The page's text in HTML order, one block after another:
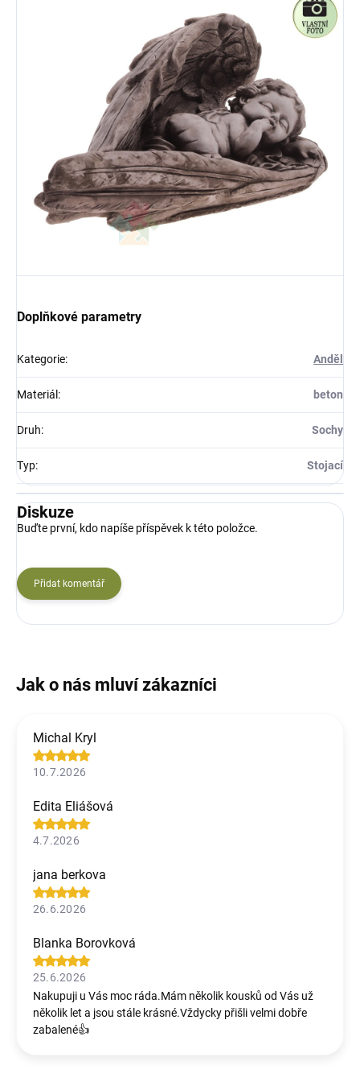
Doplňkové parametry
Kategorie: Anděl
Materiál : beton
Druh: Sochy
Typ: Stojací
Diskuze
Buďte první, kdo napíše příspěvek k této položce.
Přidat komentář
Michal Kryl
10.7.2026
Edita Eliášová
4.7.2026
jana berkova
26.6.2026
Blanka Borovková
25.6.2026
Nakupuji u Vás moc ráda.Mám několik kousků od Vás už
několik let a jsou stále krásné.Vždycky přišli velmi dobře
zabalené👍